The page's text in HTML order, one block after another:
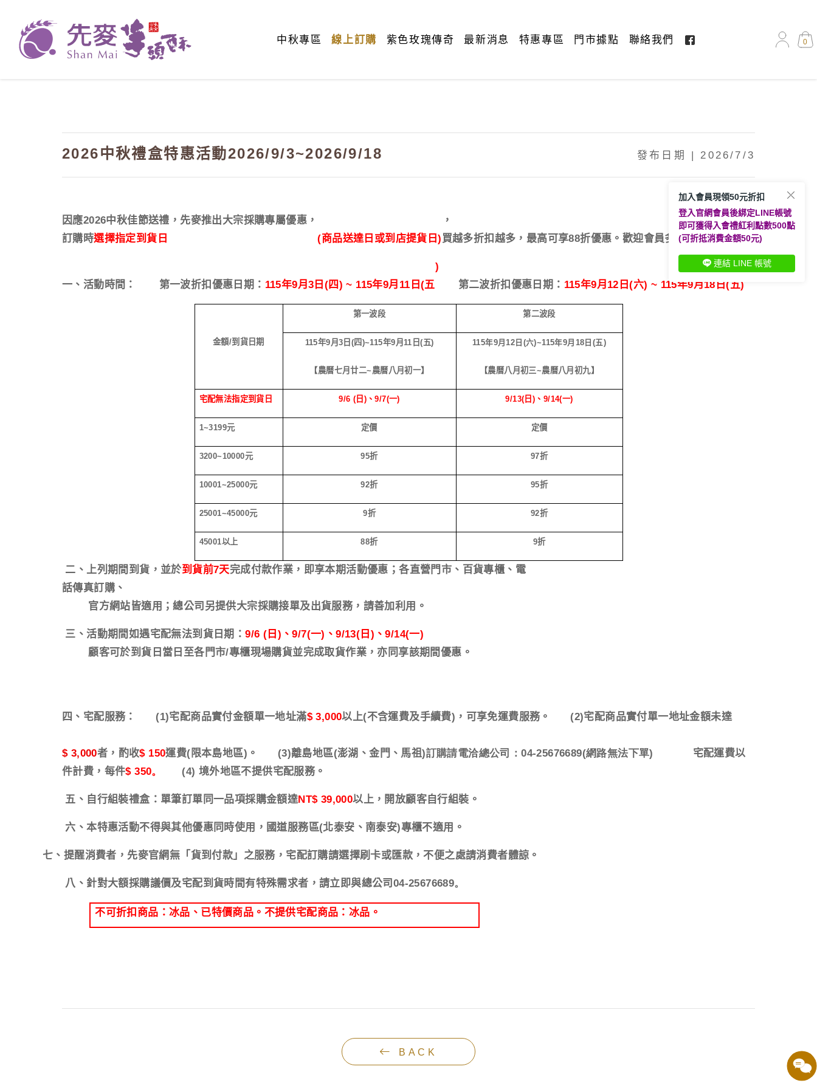
中秋專區 線上訂購 紫色玫瑰傳奇 最新消息 特惠專區 門市據點 聯絡我們 0
2026中秋禮盒特惠活動2026/9/3~2026/9/18 發布日期 | 2026/7/3
因應2026中秋佳節送禮，先麥推出大宗採購專屬優惠，
訂購時選擇指定到貨日 (商品送達日或到店提貨日)
，
買越多折扣越多，最高可享88折優惠。 歡迎會員多加利用。
一、活動時間： 第一波折扣優惠日期： 115年9月3 日 (四) ~ 115年9月 11 日 (五
)
第二波折扣優惠日期： 115年9月 12 日(六) ~ 115年9月18 日(五)
金額/到貨日期
第一波段 第二波段
115年9月3 日 (四 )~115年9月 11 日(五)
【農曆七月廿二~ 農曆八月初一】
115年9月12 日 (六)~115年9月 18 日 (五)
【農曆八月初三~農曆八月初九】
宅配無法指定到貨日 9/6 ( 日 )、9/7(一) 9/13( 日 ) 、 9/14(一)
1~3199元 定價 定價
3200~10000元 95折 97折
10001~25000元 92折 95折
25001~45000元 9折 92折
45001以上 88折 9折
二、上列期間到貨，並於到貨前7天完成付款作業，即享本期活動優惠；各直營門市、百貨專櫃、電
話傳真訂購、
官方網站皆適用；總公司另提供大宗採購接單及出貨服務，請善加利用。
三、活動期間如遇宅配無法到貨日期：9/6 ( 日 ) 、9/7(一) 、9/13( 日 ) 、9/14(一)
顧客可於到貨日當日至各門市/專櫃現場購貨並完成取貨作業，亦同享該期間優惠。
四、宅配服務： (1)宅配商品實付金額單一地址滿$ 3,000以上(不含運費及手續費) ，可享免運費服務。 (2)宅配商品實付單一地址金額未達
$ 3,000者，酌收$ 150運費( 限本島地區) 。 (3)離島地區(澎湖、金門、馬祖)訂購請電洽總公司：04-25676689(網路無法下單) 宅配運費以
件計費，每件$ 350。 (4) 境外地區不提供宅配服務。
五、自行組裝禮盒：單筆訂單同一品項採購金額達NT$ 39,000以上，開放顧客自行組裝。
六、本特惠活動不得與其他優惠同時使用，國道服務區(北泰安、南泰安)專櫃不適用。
七、提醒消費者，先麥官網無「貨到付款」之服務，宅配訂購請選擇刷卡或匯款，不便之處請消費者體諒。
八、針對大額採購議價及宅配到貨時間有特殊需求者，請立即與總公司 04-25676689。
不可折扣商品：冰品、已特價商品。 不提供宅配商品：冰品。
BACK
加入會員現領50元折扣
登入官網會員後綁定LINE帳號
即可獲得入會禮紅利點數500點
(可折抵消費金額50元)
連結 LINE 帳號